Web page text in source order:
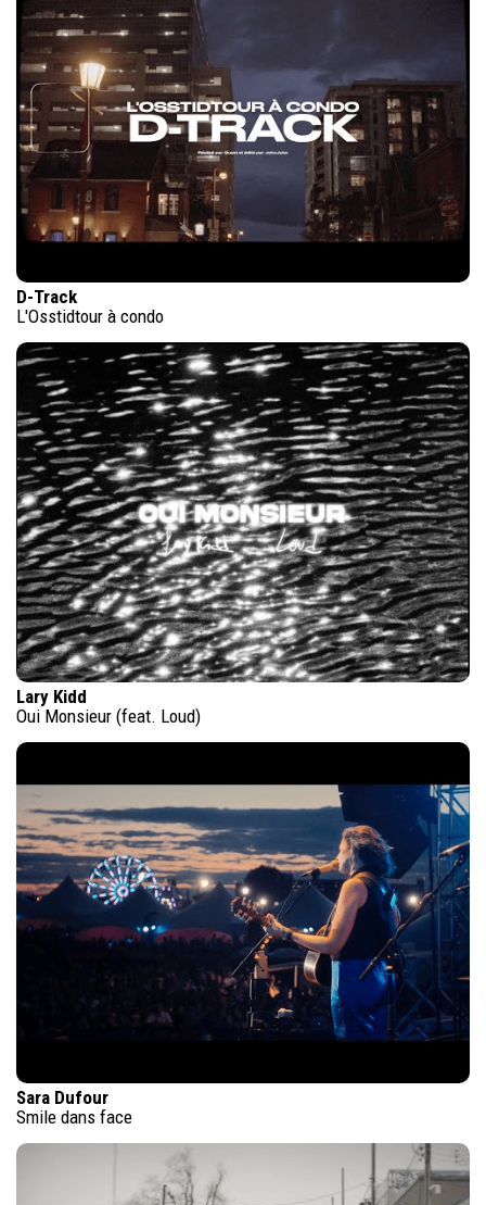
D-Track
L'Osstidtour à condo
Lary Kidd
Oui Monsieur (feat. Loud)
Sara Dufour
Smile dans face